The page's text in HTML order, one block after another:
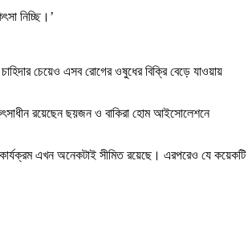
নিচ্ছি।’
চেয়েও এসব রোগের ওষুধের বিক্রি বেড়ে যাওয়ায়
রয়েছেন ছয়জন ও বাকিরা হোম আইসোলেশনে
এখন অনেকটাই সীমিত রয়েছে। এরপরেও যে কয়েকটি